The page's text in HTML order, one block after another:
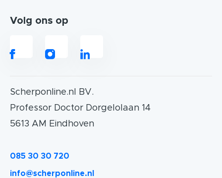
Volg ons op
Scherponline.nl BV.
Professor Doctor Dorgelolaan 14
5613 AM Eindhoven
085 30 30 720
info@scherponline.nl